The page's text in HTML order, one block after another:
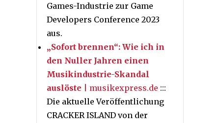
Games-Industrie zur Game
Developers Conference 2023
aus.
„Sofort brennen“: Wie ich in
den Nuller Jahren einen
Musikindustrie-Skandal
auslöste | musikexpress.de :::
Die aktuelle Veröffentlichung
CRACKER ISLAND von der